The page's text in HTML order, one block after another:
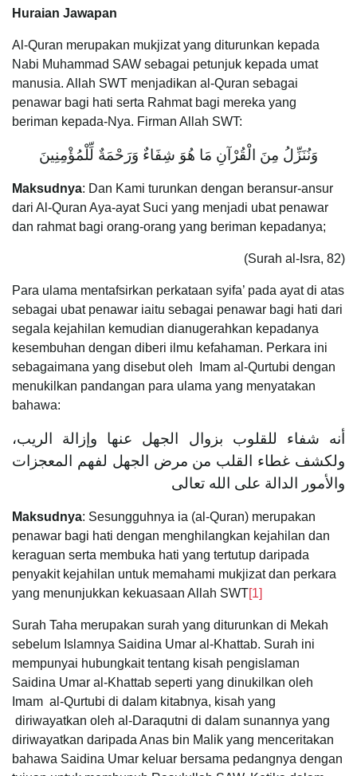
Huraian Jawapan
Al-Quran merupakan mukjizat yang diturunkan kepada
Nabi Muhammad SAW sebagai petunjuk kepada umat
manusia. Allah SWT menjadikan al-Quran sebagai
penawar bagi hati serta Rahmat bagi mereka yang
beriman kepada-Nya. Firman Allah SWT:
وَنُنَزِّلُ مِنَ الْقُرْآنِ مَا هُوَ شِفَاءٌ وَرَحْمَةٌ لِّلْمُؤْمِنِينَ
Maksudnya: Dan Kami turunkan dengan beransur-ansur
dari Al-Quran Aya-ayat Suci yang menjadi ubat penawar
dan rahmat bagi orang-orang yang beriman kepadanya;
(Surah al-Isra, 82)
Para ulama mentafsirkan perkataan syifa’ pada ayat di atas
sebagai ubat penawar iaitu sebagai penawar bagi hati dari
segala kejahilan kemudian dianugerahkan kepadanya
kesembuhan dengan diberi ilmu kefahaman. Perkara ini
sebagaimana yang disebut oleh Imam al-Qurtubi dengan
menukilkan pandangan para ulama yang menyatakan
bahawa:
أنه شفاء للقلوب بزوال الجهل عنها وإزالة الريب،
ولكشف غطاء القلب من مرض الجهل لفهم المعجزات
والأمور الدالة على الله تعالى
Maksudnya: Sesungguhnya ia (al-Quran) merupakan
penawar bagi hati dengan menghilangkan kejahilan dan
keraguan serta membuka hati yang tertutup daripada
penyakit kejahilan untuk memahami mukjizat dan perkara
yang menunjukkan kekuasaan Allah SWT [1]
Surah Taha merupakan surah yang diturunkan di Mekah
sebelum Islamnya Saidina Umar al-Khattab. Surah ini
mempunyai hubungkait tentang kisah pengislaman
Saidina Umar al-Khattab seperti yang dinukilkan oleh
Imam al-Qurtubi di dalam kitabnya, kisah yang
diriwayatkan oleh al-Daraqutni di dalam sunannya yang
diriwayatkan daripada Anas bin Malik yang menceritakan
bahawa Saidina Umar keluar bersama pedangnya dengan